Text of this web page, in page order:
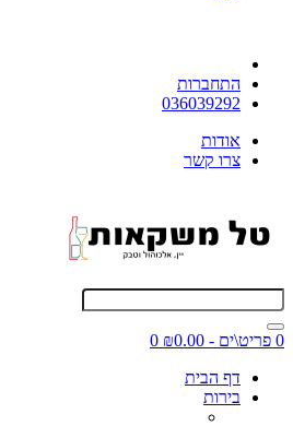
התחברות
036039292
אודות
צרו קשר
0 פריט\ים - ₪0.00
0
דף הבית
בירות